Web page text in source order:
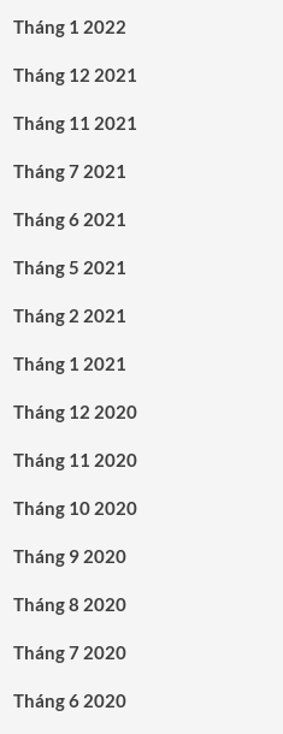
Tháng 1 2022
Tháng 12 2021
Tháng 11 2021
Tháng 7 2021
Tháng 6 2021
Tháng 5 2021
Tháng 2 2021
Tháng 1 2021
Tháng 12 2020
Tháng 11 2020
Tháng 10 2020
Tháng 9 2020
Tháng 8 2020
Tháng 7 2020
Tháng 6 2020